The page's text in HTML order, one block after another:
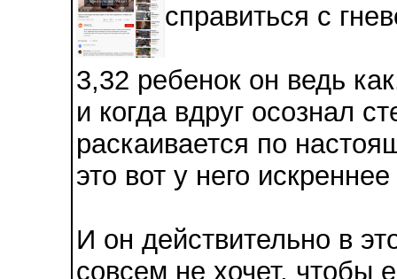
справиться с
3,32 ребенок он ведь
и когда вдруг осознал
раскаивается по
это вот у него
И он действительно в
совсем не хочет, чтобы